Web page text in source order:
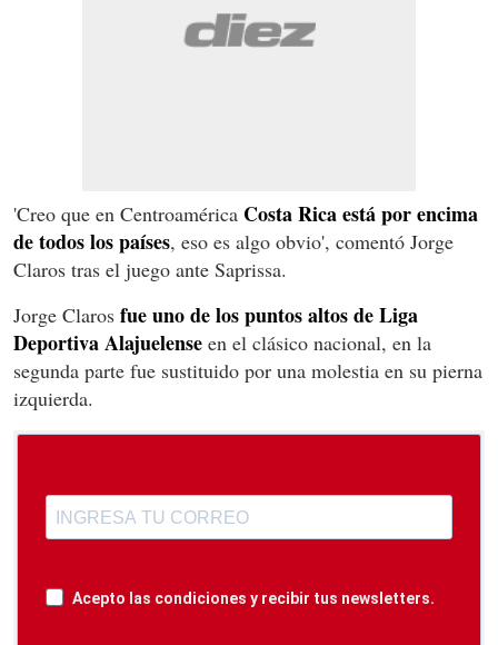
'Creo que en Centroamérica Costa Rica está por encima
de todos los países, eso es algo obvio', comentó Jorge
Claros tras el juego ante Saprissa.
Jorge Claros fue uno de los puntos altos de Liga
Deportiva Alajuelense en el clásico nacional, en la
segunda parte fue sustituido por una molestia en su pierna
izquierda.
Acepto las condiciones y recibir tus newsletters.